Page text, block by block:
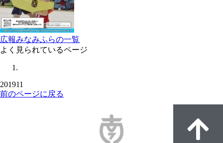
広報みなみふらの一覧
よく見られているページ
201911
前のページに戻る